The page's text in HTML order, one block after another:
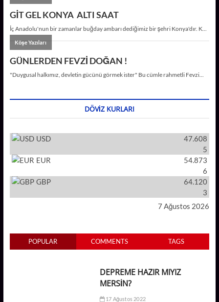
DÖVIZ KURLARI
USD
47.608
5
EUR
54.873
6
GBP
64.120
3
7 Ağustos 2026
POPULAR COMMENTS TAGS
DEPREME HAZIR MIYIZ
MERSİN?
17 Ağustos 2022